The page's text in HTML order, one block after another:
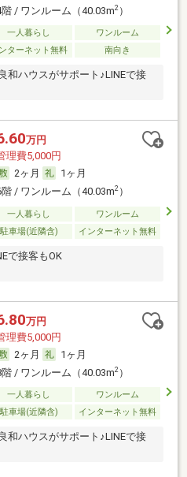
/ ワンルーム（40.03m2）
一人暮らし
ワンルーム
ターネット無料 南向き
和ハウスがサポート♪LINEで接
万円
理費5,000円
2ヶ月
1ヶ月
/ ワンルーム（40.03m2）
一人暮らし
ワンルーム
駐車場(近隣含) インターネット無料
で接客もOK
万円
理費5,000円
2ヶ月
1ヶ月
/ ワンルーム（40.03m2）
一人暮らし
ワンルーム
駐車場(近隣含) インターネット無料
和ハウスがサポート♪LINEで接